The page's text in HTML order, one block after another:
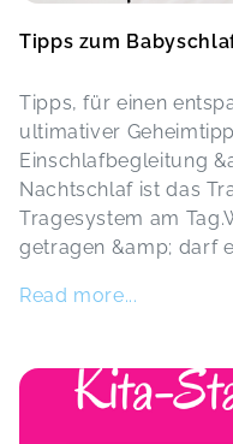
Tipps zum
Tipps, für einen
ultimativer
Einschlafbegleitung
Nachtschlaf ist das
Tragesystem am
getragen &amp; darf
Read more...